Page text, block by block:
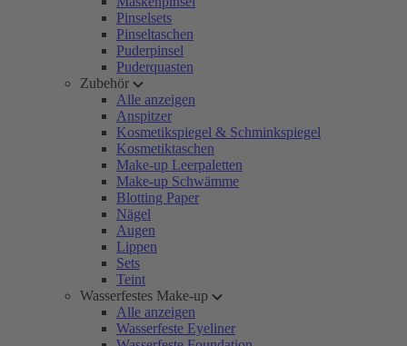
Pinselsets
Pinseltaschen
Puderpinsel
Puderquasten
Zubehör
Alle anzeigen
Anspitzer
Kosmetikspiegel & Schminkspiegel
Kosmetiktaschen
Make-up Leerpaletten
Make-up Schwämme
Blotting Paper
Nägel
Augen
Lippen
Sets
Teint
Wasserfestes Make-up
Alle anzeigen
Wasserfeste Eyeliner